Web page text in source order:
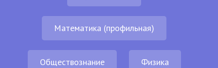
Математика (профильная)
Обществознание Физика